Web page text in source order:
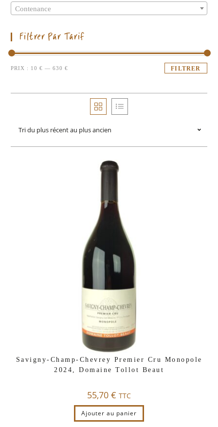
Contenance
Filtrer Par Tarif
FILTRER
PRIX : 10 € —630 €
Tri du plus récent au plus ancien
Savigny-Champ-Chevrey Premier Cru Monopole
2024, Domaine Tollot Beaut
55,70 € TTC
Ajouter au panier